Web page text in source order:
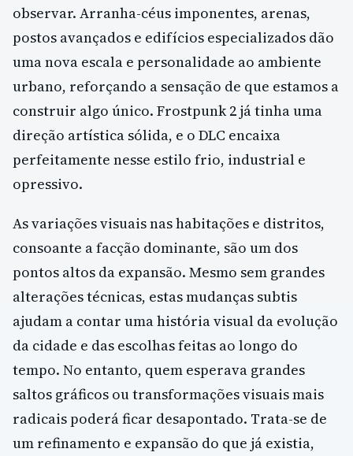
observar. Arranha-céus imponentes, arenas,
postos avançados e edifícios especializados dão
uma nova escala e personalidade ao ambiente
urbano, reforçando a sensação de que estamos a
construir algo único. Frostpunk 2 já tinha uma
direção artística sólida, e o DLC encaixa
perfeitamente nesse estilo frio, industrial e
opressivo.
As variações visuais nas habitações e distritos,
consoante a facção dominante, são um dos
pontos altos da expansão. Mesmo sem grandes
alterações técnicas, estas mudanças subtis
ajudam a contar uma história visual da evolução
da cidade e das escolhas feitas ao longo do
tempo. No entanto, quem esperava grandes
saltos gráficos ou transformações visuais mais
radicais poderá ficar desapontado. Trata-se de
um refinamento e expansão do que já existia,